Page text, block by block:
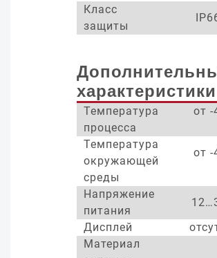
Класс
защиты
характеристики
Температура
процесса
от -
Температура
окружающей
среды
от -
Напряжение
питания
Дисплей
Материал